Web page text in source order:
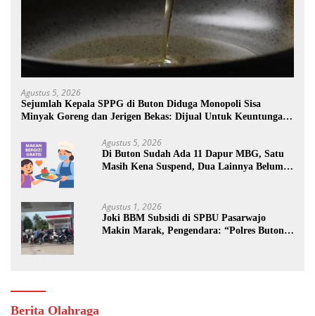
Agustus 5, 2026
Sejumlah Kepala SPPG di Buton Diduga Monopoli Sisa
Minyak Goreng dan Jerigen Bekas: Dijual Untuk Keuntungan
Agustus 5, 2026
Di Buton Sudah Ada 11 Dapur MBG, Satu
Masih Kena Suspend, Dua Lainnya Belum
Agustus 1, 2026
Joki BBM Subsidi di SPBU Pasarwajo
Makin Marak, Pengendara: “Polres Buton
Berita Olahraga